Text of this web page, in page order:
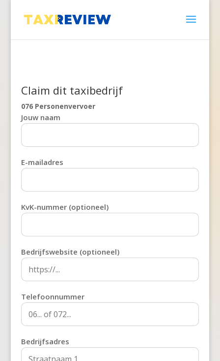
Claim dit taxibedrijf
076 Personenvervoer
Jouw naam
E-mailadres
KvK-nummer (optioneel)
Bedrijfswebsite (optioneel)
Telefoonnummer
Bedrijfsadres